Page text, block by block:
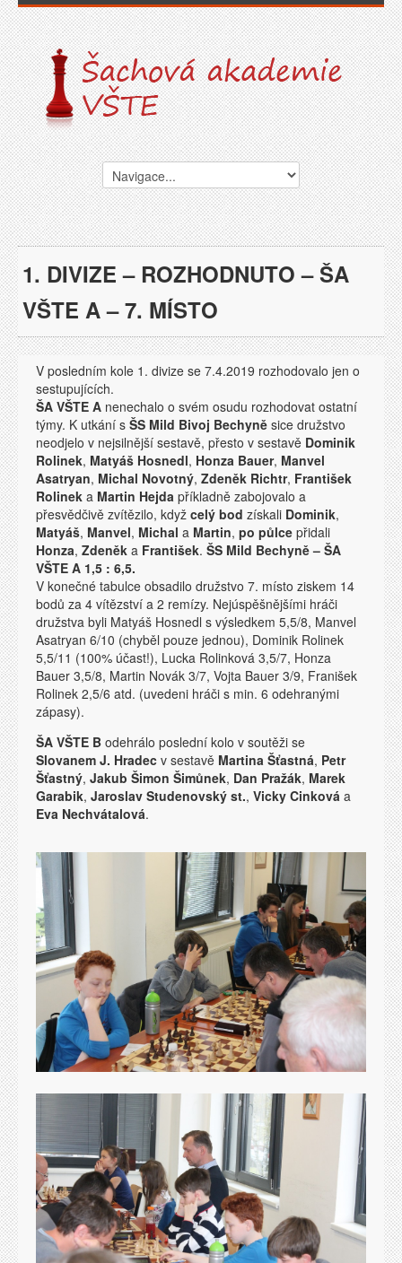
1. DIVIZE – ROZHODNUTO – ŠA
VŠTE A – 7. MÍSTO
V posledním kole 1. divize se 7.4.2019 rozhodovalo jen o
sestupujících.
ŠA VŠTE A nenechalo o svém osudu rozhodovat ostatní
týmy. K utkání s ŠS Mild Bivoj Bechyně sice družstvo
neodjelo v nejsilnější sestavě, přesto v sestavě Dominik
Rolinek, Matyáš Hosnedl, Honza Bauer, Manvel
Asatryan, Michal Novotný, Zdeněk Richtr, František
Rolinek a Martin Hejda příkladně zabojovalo a
přesvědčivě zvítězilo, když celý bod získali Dominik,
Matyáš, Manvel, Michal a Martin, po půlce přidali
Honza, Zdeněk a František. ŠS Mild Bechyně – ŠA
VŠTE A 1,5 : 6,5.
V konečné tabulce obsadilo družstvo 7. místo ziskem 14
bodů za 4 vítězství a 2 remízy. Nejúspěšnějšími hráči
družstva byli Matyáš Hosnedl s výsledkem 5,5/8, Manvel
Asatryan 6/10 (chyběl pouze jednou), Dominik Rolinek
5,5/11 (100% účast!), Lucka Rolinková 3,5/7, Honza
Bauer 3,5/8, Martin Novák 3/7, Vojta Bauer 3/9, Franišek
Rolinek 2,5/6 atd. (uvedeni hráči s min. 6 odehranými
zápasy).
ŠA VŠTE B odehrálo poslední kolo v soutěži se
Slovanem J. Hradec v sestavě Martina Šťastná, Petr
Šťastný, Jakub Šimon Šimůnek, Dan Pražák, Marek
Garabik, Jaroslav Studenovský st., Vicky Cinková a
Eva Nechvátalová.